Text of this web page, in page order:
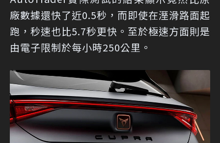
廠數據還快了近0.5秒，而即使在溼滑路面起
跑，秒速也比5.7秒更快。至於極速方面則是
由電子限制於每小時250公里。